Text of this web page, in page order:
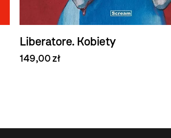
Liberatore. Kobiety
149,00 zł